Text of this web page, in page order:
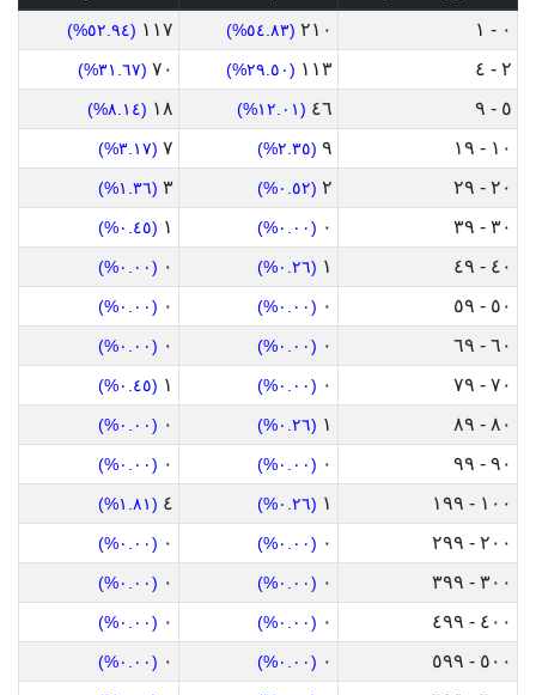
٠ - ١
٢١٠ (٥٤.٨٣%) ١١٧ (٥٢.٩٤%)
٢ - ٤ ١١٣ (٢٩.٥٠%) ٧٠ (٣١.٦٧%)
٥ - ٩ ٤٦ (١٢.٠١%) ١٨ (٨.١٤%)
١٠ - ١٩ ٩ (٢.٣٥%) ٧ (٣.١٧%)
٢٠ - ٢٩ ٢ (٠.٥٢%) ٣ (١.٣٦%)
٣٠ - ٣٩ ٠ (٠.٠٠%) ١ (٠.٤٥%)
٤٠ - ٤٩ ١ (٠.٢٦%) ٠ (٠.٠٠%)
٥٠ - ٥٩ ٠ (٠.٠٠%) ٠ (٠.٠٠%)
٦٠ - ٦٩ ٠ (٠.٠٠%) ٠ (٠.٠٠%)
٧٠ - ٧٩ ٠ (٠.٠٠%) ١ (٠.٤٥%)
٨٠ - ٨٩ ١ (٠.٢٦%) ٠ (٠.٠٠%)
٩٠ - ٩٩ ٠ (٠.٠٠%) ٠ (٠.٠٠%)
١٠٠ - ١٩٩ ١ (٠.٢٦%) ٤ (١.٨١%)
٢٠٠ - ٢٩٩ ٠ (٠.٠٠%) ٠ (٠.٠٠%)
٣٠٠ - ٣٩٩ ٠ (٠.٠٠%) ٠ (٠.٠٠%)
٤٠٠ - ٤٩٩ ٠ (٠.٠٠%) ٠ (٠.٠٠%)
٥٠٠ - ٥٩٩ ٠ (٠.٠٠%) ٠ (٠.٠٠%)